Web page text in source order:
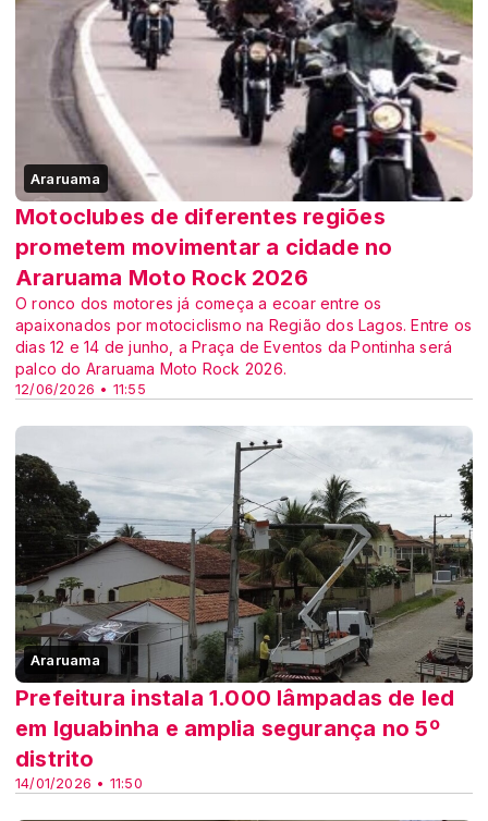
Araruama
12/06/2026 • 11:55
Motoclubes de diferentes regiões
prometem movimentar a cidade no
Araruama Moto Rock 2026
O ronco dos motores já começa a ecoar entre os
apaixonados por motociclismo na Região dos Lagos. Entre os
dias 12 e 14 de junho, a Praça de Eventos da Pontinha será
palco do Araruama Moto Rock 2026.
Araruama
14/01/2026 • 11:50
Prefeitura instala 1.000 lâmpadas de led
em Iguabinha e amplia segurança no 5º
distrito